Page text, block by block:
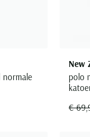
normale
New
polo
€